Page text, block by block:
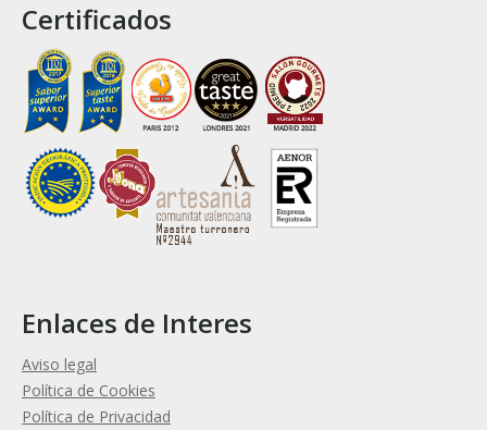
Certificados
Enlaces de Interes
Aviso legal
Política de Cookies
Política de Privacidad